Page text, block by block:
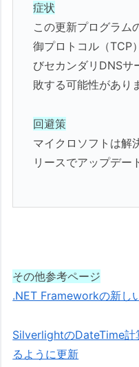
症状
この更新プログラム
御プロトコル（TCP
びセカンダリDNSサ
敗する可能性があり
回避策
マイクロソフトは解
リースでアップデー
その他参考ページ
.NET Frameworkの新し
SilverlightのDateTime計
るように更新